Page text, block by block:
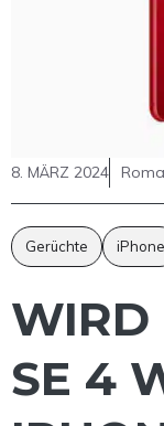
8. MÄRZ 2024
Gerüchte iPhone
WIRD
SE 4